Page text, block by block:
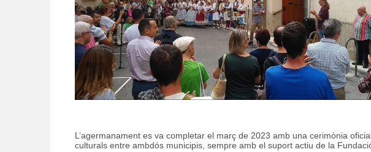
L’agermanament es va completar el març de 2023 amb una cerimònia
culturals entre ambdós municipis, sempre amb el suport actiu de la